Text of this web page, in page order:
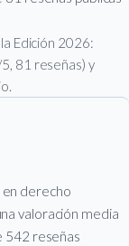
Edición 2026:
81 reseñas) y
en derecho
valoración media
542 reseñas